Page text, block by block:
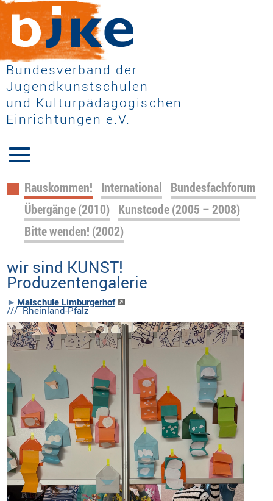
Bundesverband der
Jugendkunstschulen
und Kulturpädagogischen
Einrichtungen e.V.
Navigation
überspringen
Rauskommen! International Bundesfachforum
Übergänge (2010) Kunstcode (2005 – 2008)
Bitte wenden! (2002)
wir sind KUNST!
Produzentengalerie
Malschule Limburgerhof
/// Rheinland-Pfalz